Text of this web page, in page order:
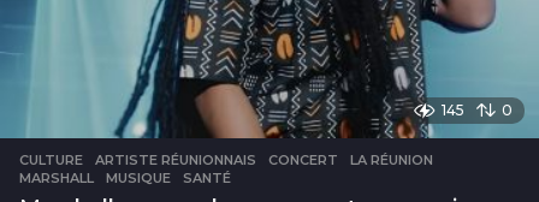
145 0
CULTURE ARTISTE RÉUNIONNAIS ,CONCERT ,LA RÉUNION
MARSHALL
,MUSIQUE ,SANTÉ